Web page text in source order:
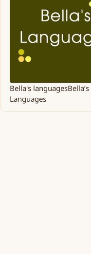
Bella's languagesBella’s
Languages